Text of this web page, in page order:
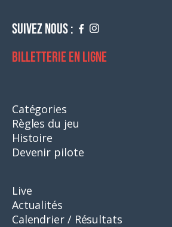
Suivez nous :
Billetterie en ligne
Catégories
Règles du jeu
Histoire
Devenir pilote
Live
Actualités
Calendrier / Résultats